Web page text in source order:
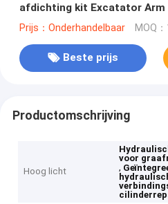
afdichting kit Excatator Arm
Prijs：Onderhandelbaar MOQ
Beste prijs
Productomschrijving
Hoog licht
voor
,